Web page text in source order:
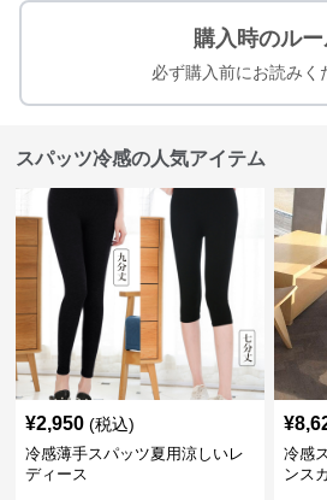
購入時のル
必ず購入前にお読みく
スパッツ冷感の人気アイテム
¥2,950 (税込)
冷感薄手スパッツ夏用涼しいレ
ディース
¥
冷感
ンス